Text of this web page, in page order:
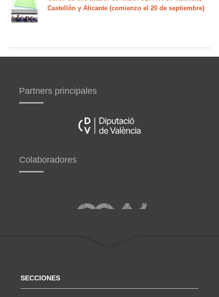
Castellón y Alicante (comienzo el 20 de septiembre)
Partners principales
Colaboradores
SECCIONES